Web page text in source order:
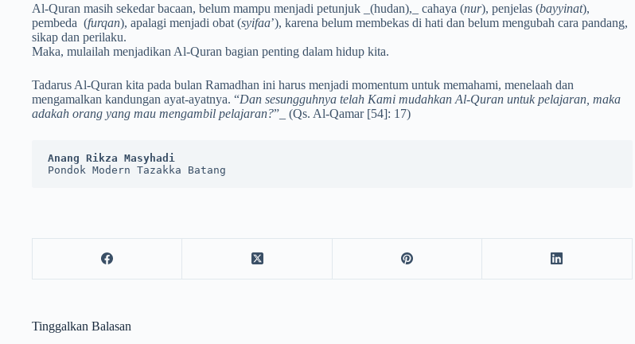
Al-Quran masih sekedar bacaan, belum mampu menjadi petunjuk _(hudan),_ cahaya (nur), penjelas (bayyinat),
pembeda (furqan), apalagi menjadi obat (syifaa’), karena belum membekas di hati dan belum mengubah cara pandang,
sikap dan perilaku.
Maka, mulailah menjadikan Al-Quran bagian penting dalam hidup kita.
Tadarus Al-Quran kita pada bulan Ramadhan ini harus menjadi momentum untuk memahami, menelaah dan
mengamalkan kandungan ayat-ayatnya. “Dan sesungguhnya telah Kami mudahkan Al-Quran untuk pelajaran, maka
adakah orang yang mau mengambil pelajaran?”_ (Qs. Al-Qamar [54]: 17)
Anang Rikza Masyhadi
Pondok Modern Tazakka Batang
Tinggalkan Balasan